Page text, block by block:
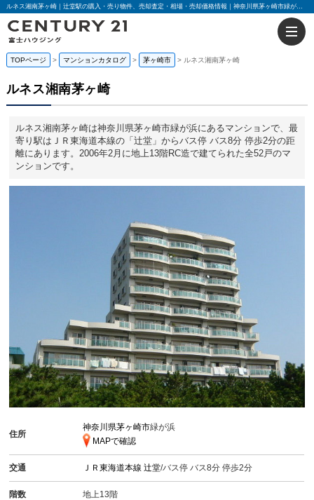
ルネス湘南茅ヶ崎｜辻堂駅の購入・売り物件、売却査定・相場・売却価格情報｜神奈川県茅ヶ崎市緑が浜のマンション情報｜センチュリー21富士ハウジング
TOPページ マンションカタログ 茅ヶ崎市 ルネス湘南茅ヶ崎
ルネス湘南茅ヶ崎
ルネス湘南茅ヶ崎は神奈川県茅ヶ崎市緑が浜にあるマンションで、最
寄り駅はＪＲ東海道本線の「辻堂」からバス停 バス8分 停歩2分の距
離にあります。2006年2月に地上13階RC造で建てられた全52戸のマ
ンションです。
住所
神奈川県茅ヶ崎市緑が浜
MAPで確認
交通 ＪＲ東海道本線辻堂/バス停 バス8分 停歩2分
階数 地上13階